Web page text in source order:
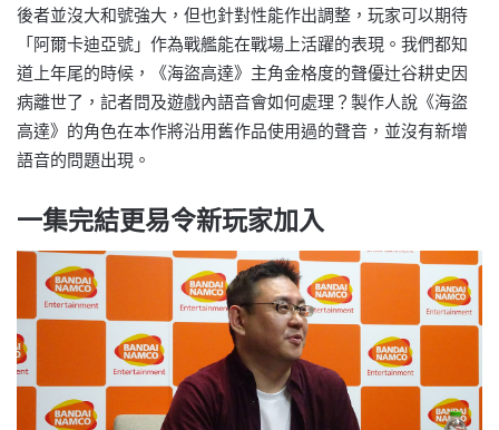
後者並沒大和號強大，但也針對性能作出調整，玩家可以期待
「阿爾卡迪亞號」作為戰艦能在戰場上活躍的表現。 我們都知
道上年尾的時候，《海盜高達》主角金格度的聲優辻谷耕史因
病離世了，記者問及遊戲內語音會如何處理？製作人說《海盜
高達》的角色在本作將沿用舊作品使用過的聲音，並沒有新增
語音的問題出現。
一集完結更易令新玩家加入